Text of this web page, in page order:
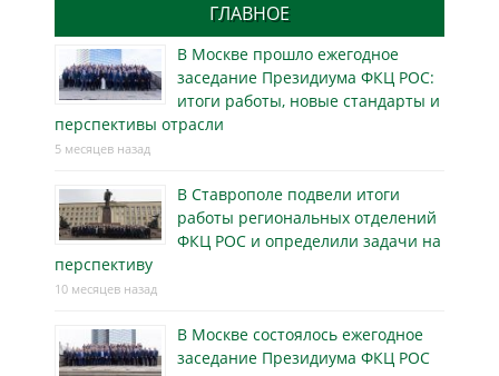
ГЛАВНОЕ
В Москве прошло ежегодное
заседание Президиума ФКЦ РОС:
итоги работы, новые стандарты и
перспективы отрасли
5 месяцев назад
В Ставрополе подвели итоги
работы региональных отделений
ФКЦ РОС и определили задачи на
перспективу
10 месяцев назад
В Москве состоялось ежегодное
заседание Президиума ФКЦ РОС